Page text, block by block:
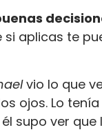
aplicas te
vio lo que
ojos. Lo
supo ver que